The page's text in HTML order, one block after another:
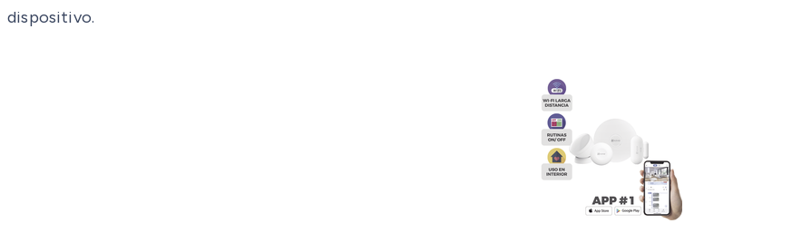
dispositivo.